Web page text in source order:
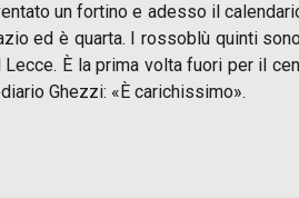
un fortino e adesso il
ed è quarta. I rossoblù quinti
È la prima volta fuori per il
Ghezzi: «È carichissimo».